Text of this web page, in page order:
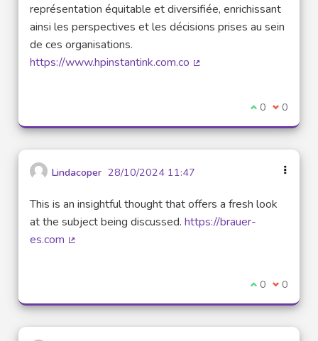
représentation équitable et diversifiée, enrichissant
ainsi les perspectives et les décisions prises au sein
de ces organisations.
https://www.hpinstantink.com.co
Je suis
0 Je ne
0
Lindacoper 28/10/2024 11:47
This is an insightful thought that offers a fresh look
at the subject being discussed. https://brauer-
es.com
Je suis
0 Je ne
0